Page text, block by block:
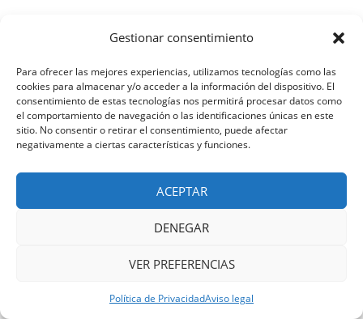
Gestionar consentimiento
Para ofrecer las mejores experiencias, utilizamos tecnologías como las
cookies para almacenar y/o acceder a la información del dispositivo. El
consentimiento de estas tecnologías nos permitirá procesar datos como
el comportamiento de navegación o las identificaciones únicas en este
sitio. No consentir o retirar el consentimiento, puede afectar
negativamente a ciertas características y funciones.
ACEPTAR
DENEGAR
VER PREFERENCIAS
Política de PrivacidadAviso legal
especialmente por causas como huelgas, retenciones en
carreteras, y en general cualquiera otras propias del sector,
que deriven en retrasos, pérdidas o hurtos del producto.
● Fallos técnicos que por causas fortuitas o de otra índole,
impidan un normal funcionamiento del servicio a través de
Falta de disponibilidad del Sitio Web por razones de
VentaH2H pone todos los medios a su alcance a efectos de
los productos, no obstante se exime de responsabilidad por